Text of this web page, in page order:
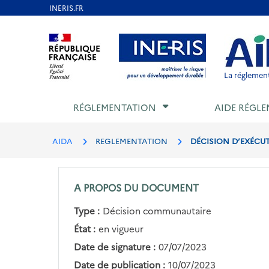
Aller au contenu Aller au menu Aller au
La
RÉGLEMENTATION AIDE
AIDA REGLEMENTATION DÉCISION
A PROPOS DU DOCUMENT
Type : Décision communautaire
État : en vigueur
Date de signature : 07/07/2023
Date de publication : 10/07/2023